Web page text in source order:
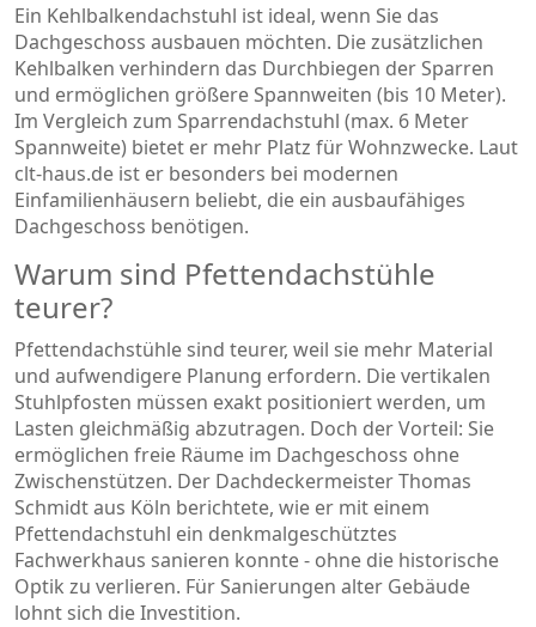
Ein Kehlbalkendachstuhl ist ideal, wenn Sie das
Dachgeschoss ausbauen möchten. Die zusätzlichen
Kehlbalken verhindern das Durchbiegen der Sparren
und ermöglichen größere Spannweiten (bis 10 Meter).
Im Vergleich zum Sparrendachstuhl (max. 6 Meter
Spannweite) bietet er mehr Platz für Wohnzwecke. Laut
clt-haus.de ist er besonders bei modernen
Einfamilienhäusern beliebt, die ein ausbaufähiges
Dachgeschoss benötigen.
Warum sind Pfettendachstühle
teurer?
Pfettendachstühle sind teurer, weil sie mehr Material
und aufwendigere Planung erfordern. Die vertikalen
Stuhlpfosten müssen exakt positioniert werden, um
Lasten gleichmäßig abzutragen. Doch der Vorteil: Sie
ermöglichen freie Räume im Dachgeschoss ohne
Zwischenstützen. Der Dachdeckermeister Thomas
Schmidt aus Köln berichtete, wie er mit einem
Pfettendachstuhl ein denkmalgeschütztes
Fachwerkhaus sanieren konnte - ohne die historische
Optik zu verlieren. Für Sanierungen alter Gebäude
lohnt sich die Investition.